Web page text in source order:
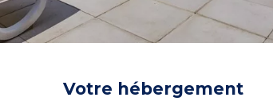
Votre hébergement